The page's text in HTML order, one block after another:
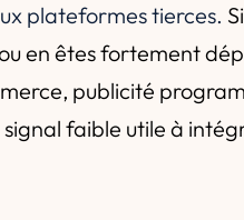
plateformes tierces.
en êtes fortement
publicité
faible utile à